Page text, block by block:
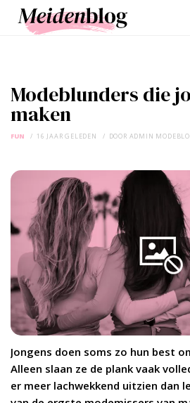
Modeblunders die
maken
FUN 16 JAAR GELEDEN DOOR ADMIN
Jongens doen soms zo hun best
Alleen slaan ze de plank vaak
er meer lachwekkend uitzien dan